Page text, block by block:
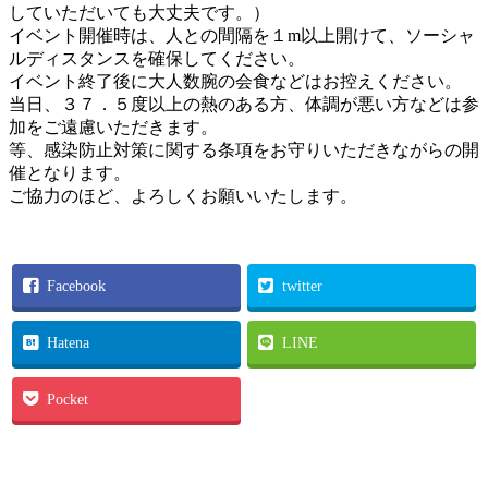
していただいても大丈夫です。）
イベント開催時は、人との間隔を１m以上開けて、ソーシャ
ルディスタンスを確保してください。
イベント終了後に大人数腕の会食などはお控えください。
当日、３７．５度以上の熱のある方、体調が悪い方などは参
加をご遠慮いただきます。
等、感染防止対策に関する条項をお守りいただきながらの開
催となります。
ご協力のほど、よろしくお願いいたします。
Facebook twitter
Hatena LINE
Pocket